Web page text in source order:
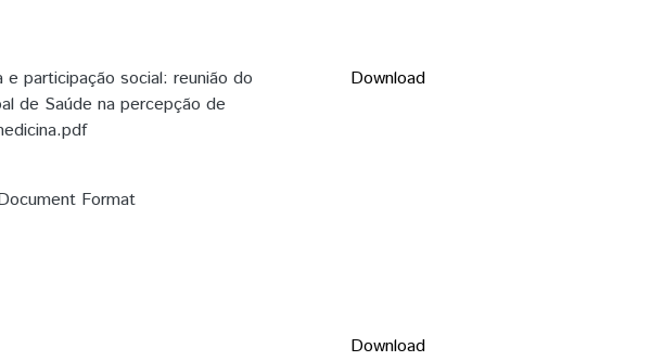
e participação social: reunião do
de Saúde na percepção de
Format
Download
Download